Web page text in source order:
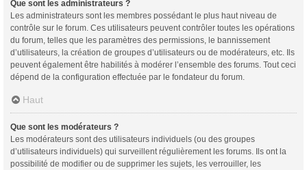
Que sont les administrateurs ?
Les administrateurs sont les membres possédant le plus haut niveau de
contrôle sur le forum. Ces utilisateurs peuvent contrôler toutes les opérations
du forum, telles que les paramètres des permissions, le bannissement
d’utilisateurs, la création de groupes d’utilisateurs ou de modérateurs, etc. Ils
peuvent également être habilités à modérer l’ensemble des forums. Tout ceci
dépend de la configuration effectuée par le fondateur du forum.
Haut
Que sont les modérateurs ?
Les modérateurs sont des utilisateurs individuels (ou des groupes
d’utilisateurs individuels) qui surveillent régulièrement les forums. Ils ont la
possibilité de modifier ou de supprimer les sujets, les verrouiller, les